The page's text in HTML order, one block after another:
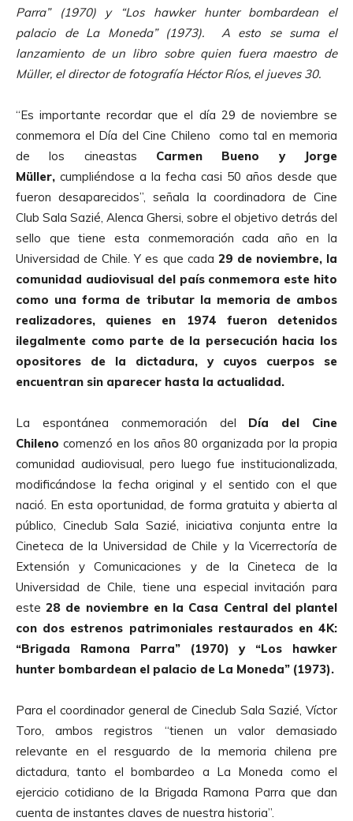
Parra” (1970) y “Los hawker hunter bombardean el
palacio de La Moneda” (1973). A esto se suma el
lanzamiento de un libro sobre quien fuera maestro de
Müller, el director de fotografía Héctor Ríos, el jueves 30.
“Es importante recordar que el día 29 de noviembre se
conmemora el Día del Cine Chileno como tal en memoria
de los cineastas Carmen Bueno y Jorge
Müller, cumpliéndose a la fecha casi 50 años desde que
fueron desaparecidos”, señala la coordinadora de Cine
Club Sala Sazié, Alenca Ghersi, sobre el objetivo detrás del
sello que tiene esta conmemoración cada año en la
Universidad de Chile. Y es que cada 29 de noviembre, la
comunidad audiovisual del país conmemora este hito
como una forma de tributar la memoria de ambos
realizadores, quienes en 1974 fueron detenidos
ilegalmente como parte de la persecución hacia los
opositores de la dictadura, y cuyos cuerpos se
encuentran sin aparecer hasta la actualidad.
La espontánea conmemoración del Día del Cine
Chileno comenzó en los años 80 organizada por la propia
comunidad audiovisual, pero luego fue institucionalizada,
modificándose la fecha original y el sentido con el que
nació. En esta oportunidad, de forma gratuita y abierta al
público, Cineclub Sala Sazié, iniciativa conjunta entre la
Cineteca de la Universidad de Chile y la Vicerrectoría de
Extensión y Comunicaciones y de la Cineteca de la
Universidad de Chile, tiene una especial invitación para
este28 de noviembre en la Casa Central del plantel
con dos estrenos patrimoniales restaurados en 4K:
“Brigada Ramona Parra” (1970) y “Los hawker
hunter bombardean el palacio de La Moneda” (1973).
Para el coordinador general de Cineclub Sala Sazié, Víctor
Toro, ambos registros “tienen un valor demasiado
relevante en el resguardo de la memoria chilena pre
dictadura, tanto el bombardeo a La Moneda como el
ejercicio cotidiano de la Brigada Ramona Parra que dan
cuenta de instantes claves de nuestra historia”.